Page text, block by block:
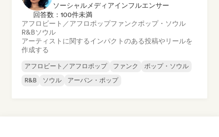
ソーシャルメディアインフルエンサー
回答数：100件未満
アフロビート／アフロポップファンクポップ・ソウル
R&Bソウル
アーティストに関するインパクトのある投稿やリールを
作成する
アフロビート／アフロポップ ファンク
ポップ・ソウル
R&B
ソウル アーバン・ポップ